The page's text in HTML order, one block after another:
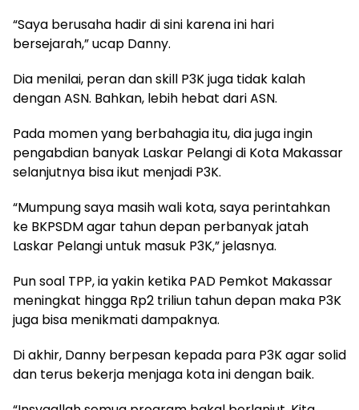
“Saya berusaha hadir di sini karena ini hari
bersejarah,” ucap Danny.
Dia menilai, peran dan skill P3K juga tidak kalah
dengan ASN. Bahkan, lebih hebat dari ASN.
Pada momen yang berbahagia itu, dia juga ingin
pengabdian banyak Laskar Pelangi di Kota Makassar
selanjutnya bisa ikut menjadi P3K.
“Mumpung saya masih wali kota, saya perintahkan
ke BKPSDM agar tahun depan perbanyak jatah
Laskar Pelangi untuk masuk P3K,” jelasnya.
Pun soal TPP, ia yakin ketika PAD Pemkot Makassar
meningkat hingga Rp2 triliun tahun depan maka P3K
juga bisa menikmati dampaknya.
Di akhir, Danny berpesan kepada para P3K agar solid
dan terus bekerja menjaga kota ini dengan baik.